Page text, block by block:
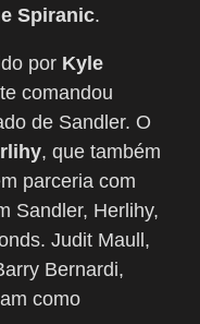
Spiranic.
por Kyle
comandou
de Sandler. O
, que também
parceria com
Sandler, Herlihy,
Judit Maull,
Bernardi,
como